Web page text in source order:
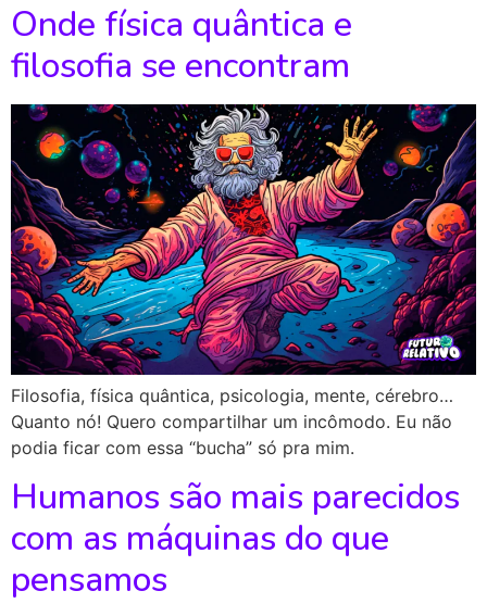
Onde física quântica e
filosofia se encontram
Filosofia, física quântica, psicologia, mente, cérebro…
Quanto nó! Quero compartilhar um incômodo. Eu não
podia ficar com essa “bucha” só pra mim.
Humanos são mais parecidos
com as máquinas do que
pensamos